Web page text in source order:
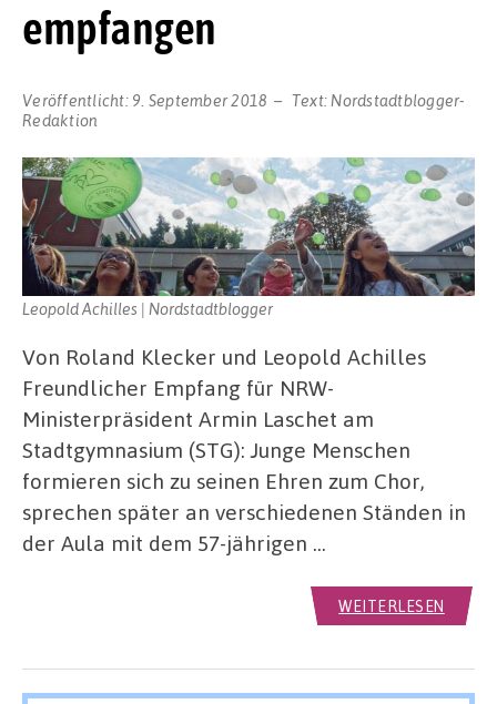
empfangen
Veröffentlicht: 9. September 2018 Text: Nordstadtblogger-
Redaktion
Leopold Achilles | Nordstadtblogger
Von Roland Klecker und Leopold Achilles
Freundlicher Empfang für NRW-
Ministerpräsident Armin Laschet am
Stadtgymnasium (STG): Junge Menschen
formieren sich zu seinen Ehren zum Chor,
sprechen später an verschiedenen Ständen in
der Aula mit dem 57-jährigen …
WEITERLESEN